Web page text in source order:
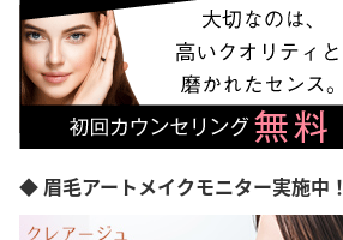
◆ 眉毛アートメイクモニター実施中！